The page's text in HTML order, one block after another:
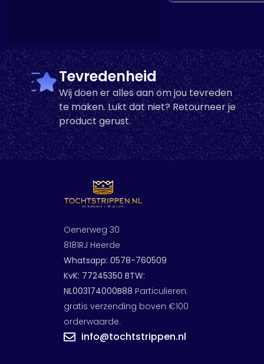
€27,91 incl. BTW
Let op: prijs excl. 7%
Kleur
Lengte 25 m 600
-
Tevredenheid
Wij doen er alles aan om jou tevreden
te maken. Lukt dat niet? Retourneer je
product gerust.
Oenerweg 30
8181RJ Heerde
Whatsapp: 0578-760509
KvK: 77245350 BTW:
NL003174000B88 Particulieren:
gratis verzending boven €100
orderwaarde.
info@tochtstrippen.nl